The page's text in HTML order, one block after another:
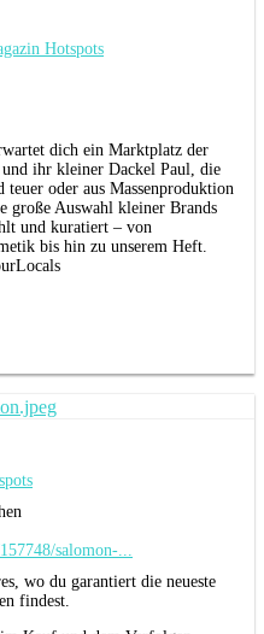
Hotspots
dich ein Marktplatz der
ihr kleiner Dackel Paul, die
teuer oder aus Massenproduktion
große Auswahl kleiner Brands
und kuratiert – von
bis hin zu unserem Heft.
salomon-...
wo du garantiert die neueste
findest.